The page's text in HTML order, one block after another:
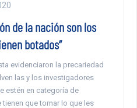
de la nación son los
botados”
evidenciaron la precariedad
las y los investigadores
estén en categoría de
que tomar lo que les